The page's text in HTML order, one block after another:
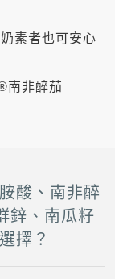
素者也可安心
南非醉茄
酸、南非醉
鋅、南瓜籽
擇？